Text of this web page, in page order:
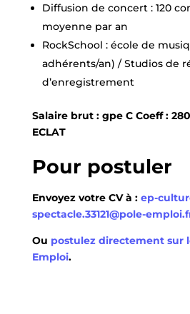
Diffusion de concert : 120
moyenne par an
RockSchool : école de
adhérents/an) / Studios de
d’enregistrement
Salaire brut : gpe C Coeff :
ECLAT
Pour postuler
Envoyez votre CV à : ep-
spectacle.33121@pole-
Ou postulez directement sur
Emploi.